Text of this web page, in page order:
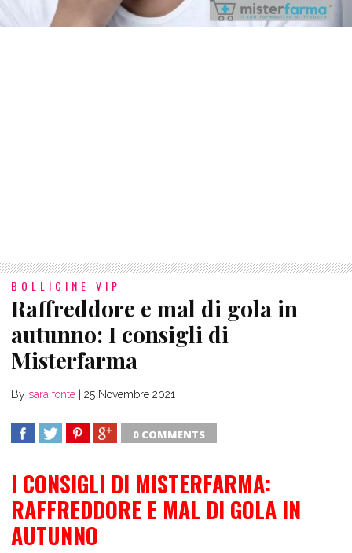
BOLLICINE VIP
Raffreddore e mal di gola in
autunno: I consigli di
Misterfarma
By sara fonte 25 Novembre 2021
0 COMMENTS
I CONSIGLI DI MISTERFARMA:
RAFFREDDORE E MAL DI GOLA IN
AUTUNNO